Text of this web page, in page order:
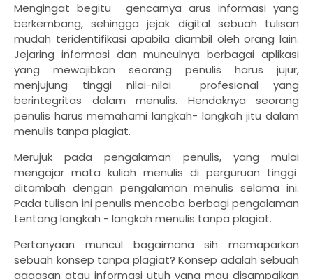
Mengingat begitu gencarnya arus informasi yang
berkembang, sehingga jejak digital sebuah tulisan
mudah teridentifikasi apabila diambil oleh orang lain.
Jejaring informasi dan munculnya berbagai aplikasi
yang mewajibkan seorang penulis harus jujur,
menjujung tinggi nilai-nilai profesional yang
berintegritas dalam menulis. Hendaknya seorang
penulis harus memahami langkah- langkah jitu dalam
menulis tanpa plagiat.
Merujuk pada pengalaman penulis, yang mulai
mengajar mata kuliah menulis di perguruan tinggi
ditambah dengan pengalaman menulis selama ini.
Pada tulisan ini penulis mencoba berbagi pengalaman
tentang langkah - langkah menulis tanpa plagiat.
Pertanyaan muncul bagaimana sih memaparkan
sebuah konsep tanpa plagiat? Konsep adalah sebuah
gagasan atau informasi utuh yang mau disampaikan